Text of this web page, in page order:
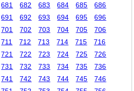
681 682 683 684 685
686
691 692 693 694 695
696
701 702 703 704 705
706
711 712 713 714 715
716
721 722 723 724 725
726
731 732 733 734 735
736
741 742 743 744 745
746